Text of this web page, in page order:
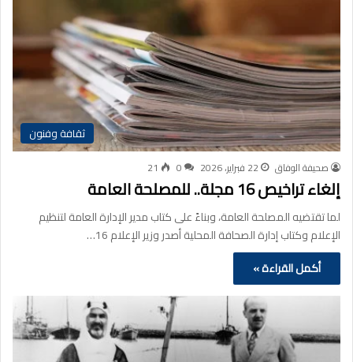
ثقافة وفنون
صحيفة الوفاق 22 فبراير، 2026 0
21
إلغاء تراخيص 16 مجلة.. للمصلحة العامة
لما تقتضيه المصلحة العامة، وبناءً على كتاب مدير الإدارة العامة لتنظيم
الإعلام وكتاب إدارة الصحافة المحلية أصدر وزير الإعلام 16…
أكمل القراءة »